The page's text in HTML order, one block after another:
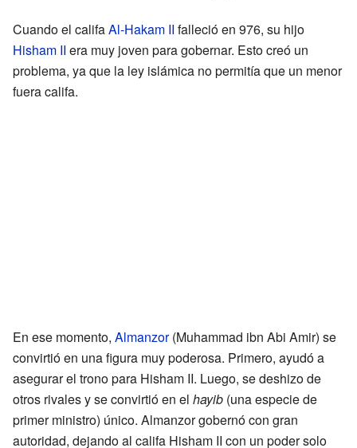
Cuando el califaAl-Hakam II falleció en 976, su hijo
Hisham II era muy joven para gobernar. Esto creó un
problema, ya que la ley islámica no permitía que un menor
fuera califa.
En ese momento, Almanzor(Muhammad ibn Abi Amir) se
convirtió en una figura muy poderosa. Primero, ayudó a
asegurar el trono para Hisham II. Luego, se deshizo de
otros rivales y se convirtió en el hayib (una especie de
primer ministro) único. Almanzor gobernó con gran
autoridad, dejando al califa Hisham II con un poder solo